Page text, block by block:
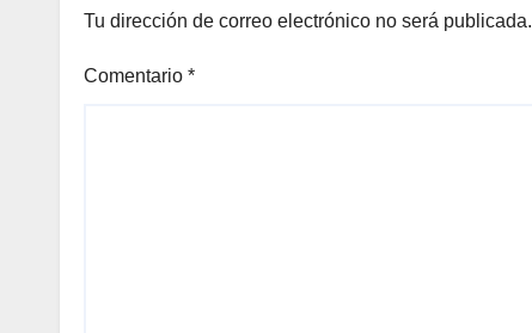
Tu dirección de correo electrónico no será publicada.
Comentario *